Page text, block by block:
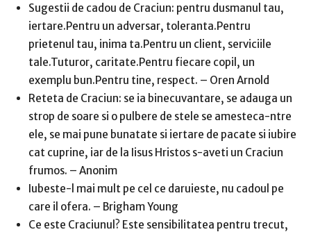
Sugestii de cadou de Craciun: pentru dusmanul tau,
iertare.Pentru un adversar, toleranta.Pentru
prietenul tau, inima ta.Pentru un client, serviciile
tale.Tuturor, caritate.Pentru fiecare copil, un
exemplu bun.Pentru tine, respect. – Oren Arnold
Reteta de Craciun: se ia binecuvantare, se adauga un
strop de soare si o pulbere de stele se amesteca-ntre
ele, se mai pune bunatate si iertare de pacate si iubire
cat cuprine, iar de la Iisus Hristos s-aveti un Craciun
frumos. – Anonim
Iubeste-l mai mult pe cel ce daruieste, nu cadoul pe
care il ofera. – Brigham Young
Ce este Craciunul? Este sensibilitatea pentru trecut,